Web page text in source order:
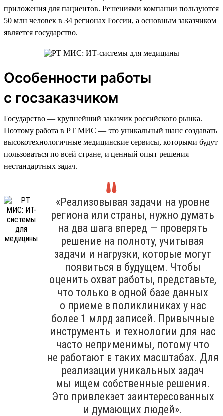
приложения для пациентов. Решениями компании пользуются
50 млн человек в 34 регионах России, а основным заказчиком
является государство.
Особенности работы
с госзаказчиком
Государство — крупнейший заказчик российского рынка.
Поэтому работа в РТ МИС — это уникальный шанс создавать
высокотехнологичные медицинские сервисы, которыми будут
пользоваться по всей стране, и ценный опыт решения
нестандартных задач.
«Реализовывая задачи на уровне
региона или страны, нужно думать
на два шага вперед — проверять
решение на полноту, учитывая
задачи и нагрузки, которые могут
появиться в будущем. Чтобы
оценить охват работы, представьте,
что только в одной базе данных
о приеме в поликлиниках у нас
более 1 млрд записей. Привычные
инструменты и технологии для нас
часто неприменимы, потому что
не работают в таких масштабах. Для
реализации уникальных задач
мы ищем собственные решения.
Это привлекает заинтересованных
и думающих людей».